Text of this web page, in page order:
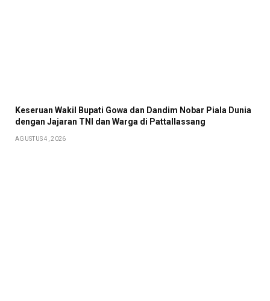
Keseruan Wakil Bupati Gowa dan Dandim Nobar Piala Dunia
dengan Jajaran TNI dan Warga di Pattallassang
AGUSTUS 4, 2026